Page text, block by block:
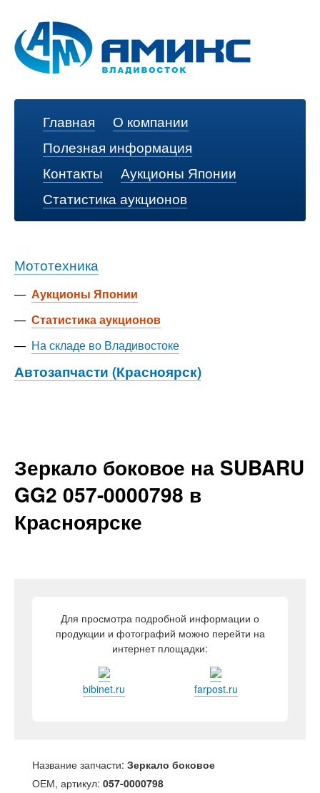
Главная
О компании
Полезная информация
Контакты
Аукционы Японии
Статистика аукционов
Мототехника
— Аукционы Японии
— Статистика аукционов
— На складе во Владивостоке
Автозапчасти (Красноярск)
Зеркало боковое на SUBARU
GG2 057-0000798 в
Красноярске
Для просмотра подробной информации о
продукции и фотографий можно перейти на
интернет площадки:
bibinet.ru farpost.ru
Название запчасти: Зеркало боковое
ОЕМ, артикул: 057-0000798